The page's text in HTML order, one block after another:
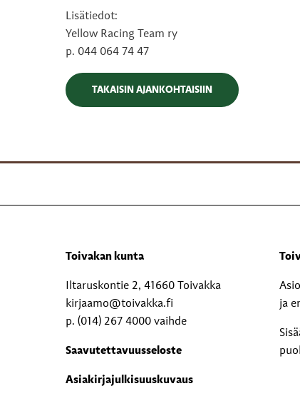
Lisätiedot:
Yellow Racing Team ry
p. 044 064 74 47
TAKAISIN AJANKOHTAISIIN
Toivakan kunta
Iltaruskontie 2, 41660 Toivakka
kirjaamo@toivakka.fi
p. (014) 267 4000 vaihde
Saavutettavuusseloste
Asiakirjajulkisuuskuvaus
ja